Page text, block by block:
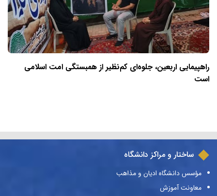
راهپیمایی اربعین، جلوه‌ای کم‌نظیر از همبستگی امت اسلامی
است
ساختار و مراکز دانشگاه
مؤسس دانشگاه ادیان و مذاهب
معاونت آموزش